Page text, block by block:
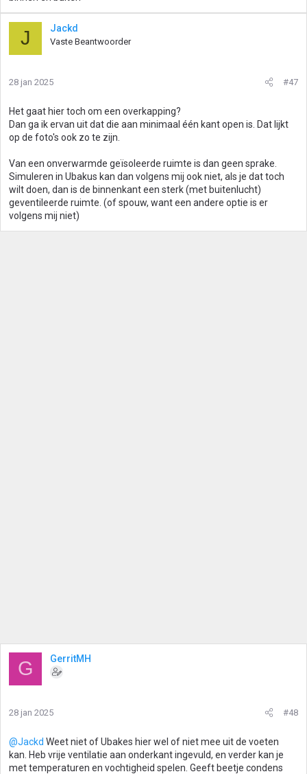
J Jackd
Vaste Beantwoorder
28 jan 2025 #47
Het gaat hier toch om een overkapping?
Dan ga ik ervan uit dat die aan minimaal één kant open is. Dat lijkt
op de foto's ook zo te zijn.
Van een onverwarmde geïsoleerde ruimte is dan geen sprake.
Simuleren in Ubakus kan dan volgens mij ook niet, als je dat toch
wilt doen, dan is de binnenkant een sterk (met buitenlucht)
geventileerde ruimte. (of spouw, want een andere optie is er
volgens mij niet)
G GerritMH
28 jan 2025 #48
@Jackd Weet niet of Ubakes hier wel of niet mee uit de voeten
kan. Heb vrije ventilatie aan onderkant ingevuld, en verder kan je
met temperaturen en vochtigheid spelen. Geeft beetje condens